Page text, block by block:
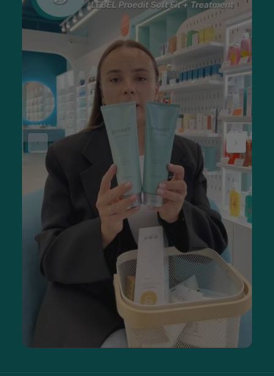
наличие вредных привычек, прежде всего, курения;
возрастные или гормональные изменения;
нарушение обмена веществ и авитаминоз.
Уходовая косметика не только оказывает лечебный
эффект, но и выполняет функции декоративной, так как
может содержать пигмент.
Магазин SISTERS предлагает купить средства по уходу за
губами с последующим самовывозом в городах Львов и
Ровно. При необходимости наши менеджеры свяжутся
с вами.
Средства для ухода за кожей губ:
как применять
Существует 3 этапа ухода за кожей губ:
Увлажнение и питание.
Специальный.
Очищающая профессиональная косметика для губ
представлена препаратами для пилинга, мицеллярной
водой, скрабами, средствами для снятия макияжа. Ее
основная задача — удаление омертвевших чешуек и
обновление поверхности кожи. Рекомендовано
использовать для обеспечения лучшего впитывания
питательных средств или перед нанесением макияжа.
Для увлажнения и питания используются блеск, бальзам,
гигиеническая помада за счет растительных масел и воска,
входящих в их состав. При этом частое нанесение
препаратов в течение дня способно оказать обратный